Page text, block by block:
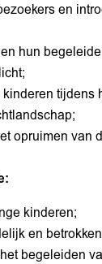
en
hun
tijdens
opruimen van
kinderen;
en
begeleiden